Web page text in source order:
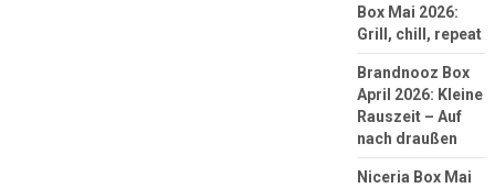
Box Mai 2026:
Grill, chill, repeat
Brandnooz Box
April 2026: Kleine
Rauszeit – Auf
nach draußen
Niceria Box Mai